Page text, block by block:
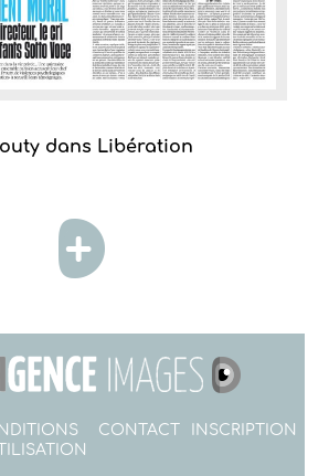
dans Libération
CONTACT INSCRIPTION